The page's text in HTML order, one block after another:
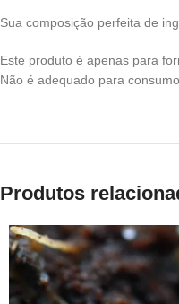
Sua composição perfeita de
Este produto é apenas para
Não é adequado para
Produtos